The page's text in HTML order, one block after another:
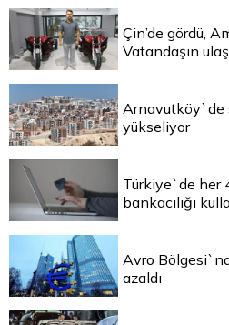
Çin’de gördü,
Vatandaşın
Arnavutköy`de
yükseliyor
Türkiye`de her
bankacılığı
Avro
azaldı